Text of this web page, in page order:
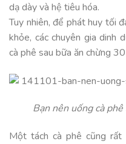
dạ dày và hệ tiêu hóa.
Tuy nhiên, để phát huy tối
khỏe, các chuyên gia dinh
cà phê sau bữa ăn chừng
Bạn nên uống cà
Một tách cà phê cũng